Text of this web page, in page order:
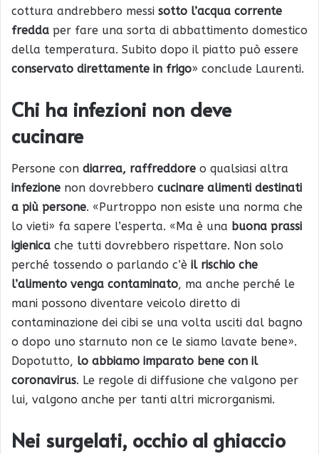
cottura andrebbero messi sotto l’acqua corrente
fredda per fare una sorta di abbattimento domestico
della temperatura. Subito dopo il piatto può essere
conservato direttamente in frigo» conclude Laurenti.
Chi ha infezioni non deve
cucinare
Persone con diarrea, raffreddore o qualsiasi altra
infezione non dovrebbero cucinare alimenti destinati
a più persone. «Purtroppo non esiste una norma che
lo vieti» fa sapere l’esperta. «Ma è una buona prassi
igienica che tutti dovrebbero rispettare. Non solo
perché tossendo o parlando c’è il rischio che
l’alimento venga contaminato, ma anche perché le
mani possono diventare veicolo diretto di
contaminazione dei cibi se una volta usciti dal bagno
o dopo uno starnuto non ce le siamo lavate bene».
Dopotutto, lo abbiamo imparato bene con il
coronavirus. Le regole di diffusione che valgono per
lui, valgono anche per tanti altri microrganismi.
Nei surgelati, occhio al ghiaccio